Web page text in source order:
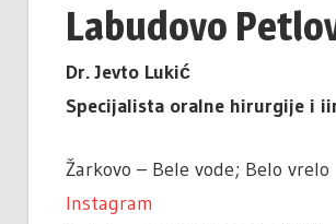
Labudovo
Dr. Jevto Lukić
Specijalista oralne hirurgije i
Žarkovo – Bele vode; Belo vrelo
Instagram